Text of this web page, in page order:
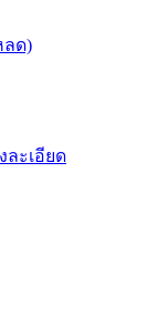
ลด)
ละเอียด